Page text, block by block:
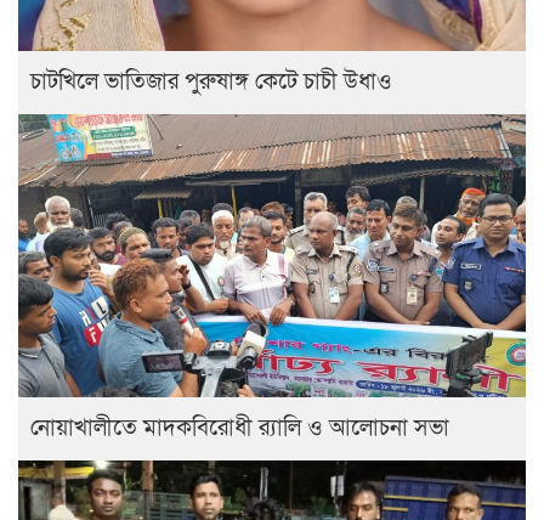
চাটখিলে ভাতিজার পুরুষাঙ্গ কেটে চাচী উধাও
নোয়াখালীতে মাদকবিরোধী র‍্যালি ও আলোচনা সভা